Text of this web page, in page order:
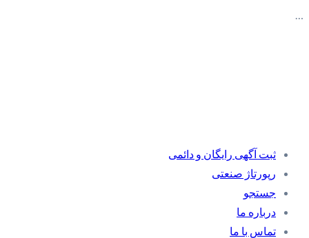
…
ثبت آگهی رایگان و دائمی
رپورتاژ صنعتی
جستجو
درباره ما
تماس با ما